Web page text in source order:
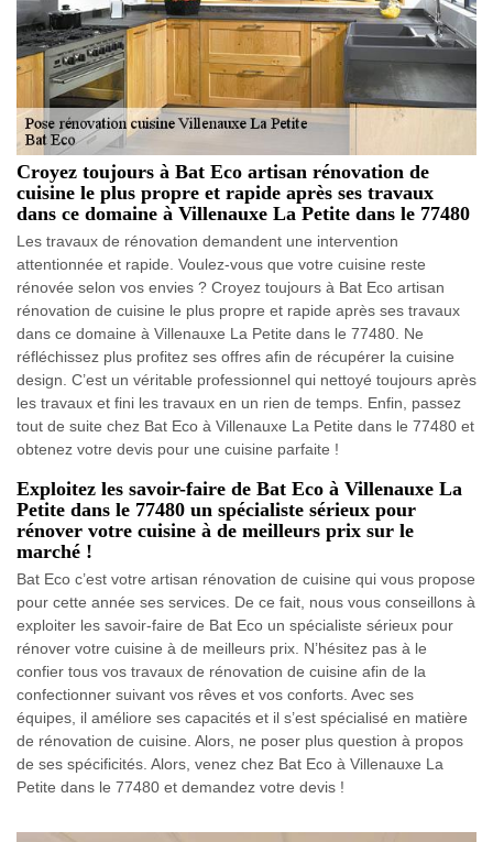
Croyez toujours à Bat Eco artisan rénovation de
cuisine le plus propre et rapide après ses travaux
dans ce domaine à Villenauxe La Petite dans le 77480
Les travaux de rénovation demandent une intervention
attentionnée et rapide. Voulez-vous que votre cuisine reste
rénovée selon vos envies ? Croyez toujours à Bat Eco artisan
rénovation de cuisine le plus propre et rapide après ses travaux
dans ce domaine à Villenauxe La Petite dans le 77480. Ne
réfléchissez plus profitez ses offres afin de récupérer la cuisine
design. C’est un véritable professionnel qui nettoyé toujours après
les travaux et fini les travaux en un rien de temps. Enfin, passez
tout de suite chez Bat Eco à Villenauxe La Petite dans le 77480 et
obtenez votre devis pour une cuisine parfaite !
Exploitez les savoir-faire de Bat Eco à Villenauxe La
Petite dans le 77480 un spécialiste sérieux pour
rénover votre cuisine à de meilleurs prix sur le
marché !
Bat Eco c’est votre artisan rénovation de cuisine qui vous propose
pour cette année ses services. De ce fait, nous vous conseillons à
exploiter les savoir-faire de Bat Eco un spécialiste sérieux pour
rénover votre cuisine à de meilleurs prix. N’hésitez pas à le
confier tous vos travaux de rénovation de cuisine afin de la
confectionner suivant vos rêves et vos conforts. Avec ses
équipes, il améliore ses capacités et il s’est spécialisé en matière
de rénovation de cuisine. Alors, ne poser plus question à propos
de ses spécificités. Alors, venez chez Bat Eco à Villenauxe La
Petite dans le 77480 et demandez votre devis !